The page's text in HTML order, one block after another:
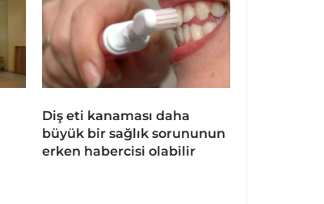
Diş eti kanaması daha
büyük bir sağlık sorununun
erken habercisi olabilir